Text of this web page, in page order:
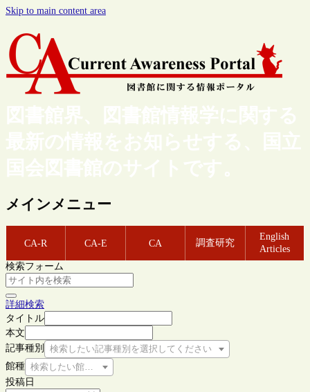
Skip to main content area
図書館界、図書館情報学に関する
最新の情報をお知らせする、国立
国会図書館のサイトです。
メインメニュー
CA-R CA-E CA 調査研究
English
Articles
検索フォーム
詳細検索
タイトル
本文
記事種別
検索したい記事種別を選択してください
館種 検索したい館種を選択してください
投稿日